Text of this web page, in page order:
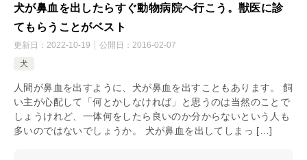
犬が鼻血を出したらすぐ動物病院へ行こう。獣医に診
てもらうことがベスト
更新日： 2022-10-19 公開日： 2016-02-07
犬
人間が鼻血を出すように、犬が鼻血を出すこともあります。 飼
い主が心配して「何とかしなければ」と思うのは当然のことで
しょうけれど、一体何をしたら良いのか分からないという人も
多いのではないでしょうか。 犬が鼻血を出してしまっ […]